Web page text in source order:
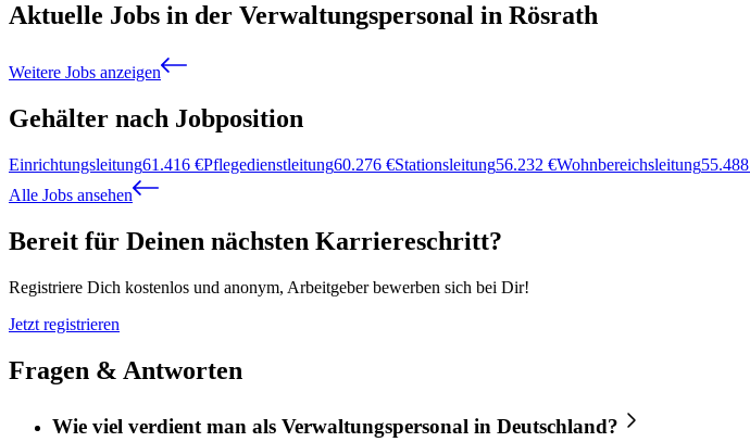
Aktuelle Jobs in der Verwaltungspersonal in Rösrath
Weitere Jobs anzeigen
Gehälter nach Jobposition
Einrichtungsleitung61.416 €Pflegedienstleitung60.276 €Stationsleitung56.232 €Wohnbereichsleitung55.488
Alle Jobs ansehen
Bereit für Deinen nächsten Karriereschritt?
Registriere Dich kostenlos und anonym, Arbeitgeber bewerben sich bei Dir!
Jetzt registrieren
Fragen & Antworten
Wie viel verdient man als Verwaltungspersonal in Deutschland?